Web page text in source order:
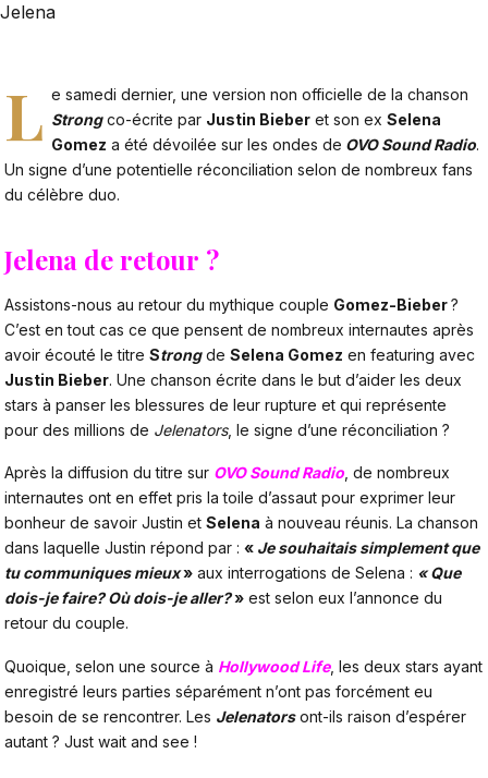
Jelena
L e samedi dernier, une version non officielle de la chanson
Strongco-écrite par Justin Bieber et son exSelena
Gomez a été dévoilée sur les ondes de OVO Sound Radio.
Un signe d’une potentielle réconciliation selon de nombreux fans
du célèbre duo.
Jelena de retour ?
Assistons-nous au retour du mythique couple Gomez-Bieber?
C’est en tout cas ce que pensent de nombreux internautes après
avoir écouté le titre Strongde Selena Gomez en featuring avec
Justin Bieber. Une chanson écrite dans le but d’aider les deux
stars à panser les blessures de leur rupture et qui représente
pour des millions de Jelenators, le signe d’une réconciliation ?
Après la diffusion du titre sur OVO Sound Radio, de nombreux
internautes ont en effet pris la toile d’assaut pour exprimer leur
bonheur de savoir Justin et Selena à nouveau réunis. La chanson
dans laquelle Justin répond par : « Je souhaitais simplement que
tu communiques mieux» aux interrogations de Selena : « Que
dois-je faire? Où dois-je aller?» est selon eux l’annonce du
retour du couple.
Quoique, selon une source à Hollywood Life, les deux stars ayant
enregistré leurs parties séparément n’ont pas forcément eu
besoin de se rencontrer. Les Jelenatorsont-ils raison d’espérer
autant ? Just wait and see !